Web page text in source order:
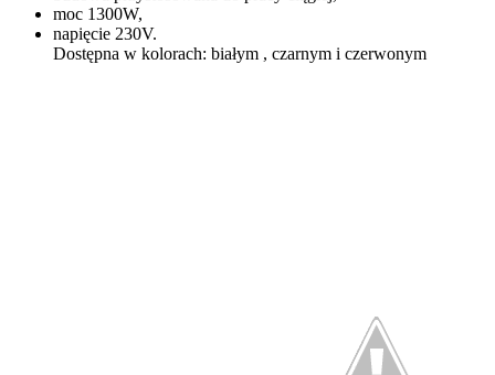
moc 1300W,
napięcie 230V.
Dostępna w kolorach: białym , czarnym i czerwonym